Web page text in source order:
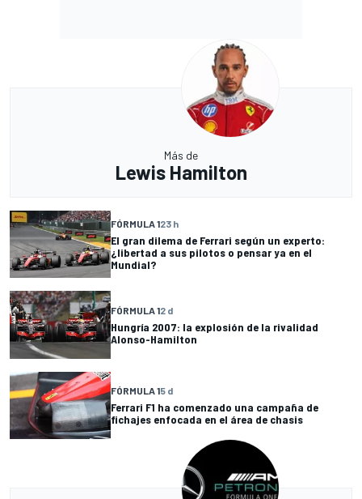
Más de
Lewis Hamilton
FÓRMULA 123 h
El gran dilema de Ferrari según un experto:
¿libertad a sus pilotos o pensar ya en el
Mundial?
FÓRMULA 12 d
Hungría 2007: la explosión de la rivalidad
Alonso-Hamilton
FÓRMULA 15 d
Ferrari F1 ha comenzado una campaña de
fichajes enfocada en el área de chasis